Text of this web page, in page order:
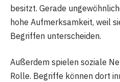
besitzt. Gerade
hohe Aufmerksamkeit, weil
Begriffen unterscheiden.
Außerdem spielen soziale
Rolle. Begriffe können dort